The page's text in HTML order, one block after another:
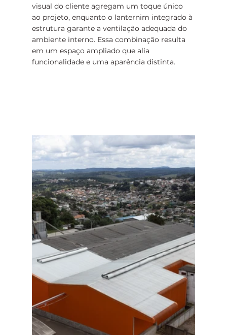
visual do cliente agregam um toque único
ao projeto, enquanto o lanternim integrado à
estrutura garante a ventilação adequada do
ambiente interno. Essa combinação resulta
em um espaço ampliado que alia
funcionalidade e uma aparência distinta.